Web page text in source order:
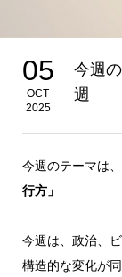
05
OCT
2025
今週
週
今週のテーマは、
行方」
今週は、政治、
構造的な変化が